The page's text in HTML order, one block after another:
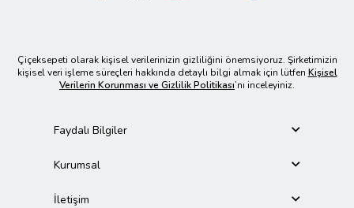
Çiçeksepeti olarak kişisel verilerinizin gizliliğini önemsiyoruz. Şirketimizin
kişisel veri işleme süreçleri hakkında detaylı bilgi almak için lütfen Kişisel
Verilerin Korunması ve Gizlilik Politikası’nı inceleyiniz.
Faydalı Bilgiler
Kurumsal
İletişim